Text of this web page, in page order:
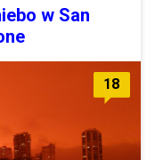
w San
18